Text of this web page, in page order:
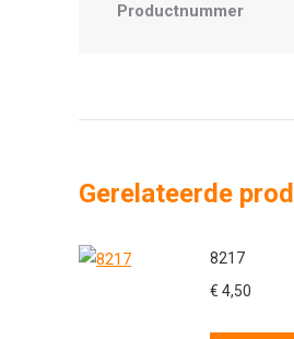
Productnummer
Gerelateerde
8217
€ 4,50